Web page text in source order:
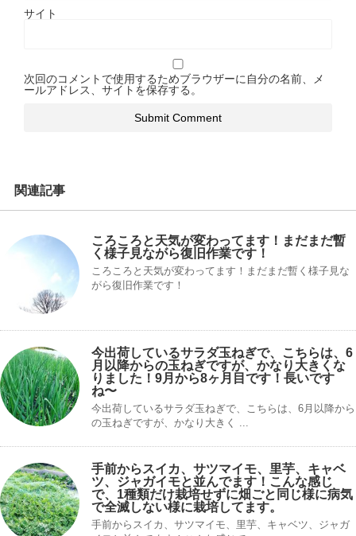
サイト
次回のコメントで使用するためブラウザーに自分の名前、メ
ールアドレス、サイトを保存する。
関連記事
ころころと天気が変わってます！まだまだ暫
く様子見ながら復旧作業です！
ころころと天気が変わってます！まだまだ暫く様子見な
がら復旧作業です！
今出荷しているサラダ玉ねぎで、こちらは、6
月以降からの玉ねぎですが、かなり大きくな
りました！9月から8ヶ月目です！長いです
ね〜
今出荷しているサラダ玉ねぎで、こちらは、6月以降から
の玉ねぎですが、かなり大きく ...
手前からスイカ、サツマイモ、里芋、キャベ
ツ、ジャガイモと並んでます！こんな感じ
で、1種類だけ栽培せずに畑ごと同じ様に病気
で全滅しない様に栽培してます。
手前からスイカ、サツマイモ、里芋、キャベツ、ジャガ